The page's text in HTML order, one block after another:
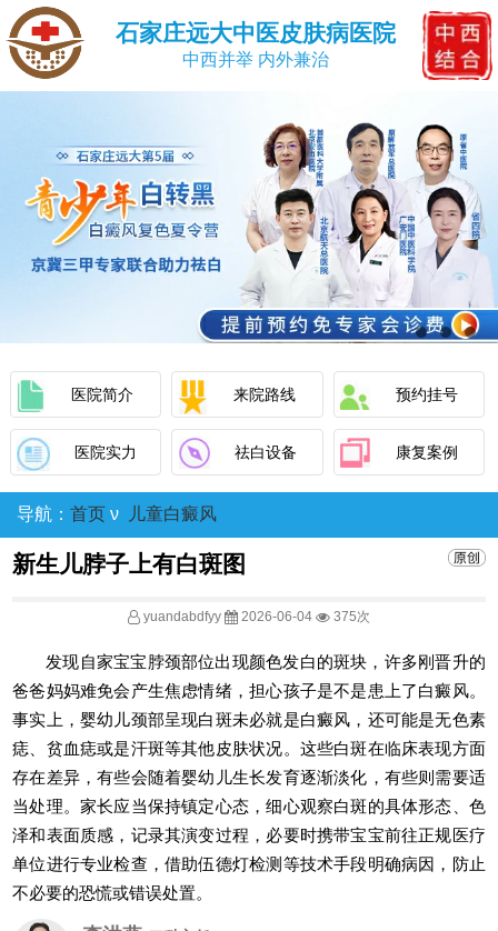
石家庄远大中医皮肤病医院
中西并举 内外兼治
医院简介 来院路线 预约挂号
医院实力 祛白设备 康复案例
导航： 首页 ν 儿童白癜风
新生儿脖子上有白斑图
yuandabdfyy 2026-06-04 375次
发现自家宝宝脖颈部位出现颜色发白的斑块，许多刚晋升的
爸爸妈妈难免会产生焦虑情绪，担心孩子是不是患上了白癜风。
事实上，婴幼儿颈部呈现白斑未必就是白癜风，还可能是无色素
痣、贫血痣或是汗斑等其他皮肤状况。这些白斑在临床表现方面
存在差异，有些会随着婴幼儿生长发育逐渐淡化，有些则需要适
当处理。家长应当保持镇定心态，细心观察白斑的具体形态、色
泽和表面质感，记录其演变过程，必要时携带宝宝前往正规医疗
单位进行专业检查，借助伍德灯检测等技术手段明确病因，防止
不必要的恐慌或错误处置。